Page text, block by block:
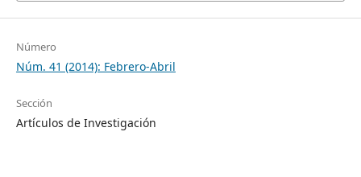
Número
Núm. 41 (2014): Febrero-Abril
Sección
Artículos de Investigación